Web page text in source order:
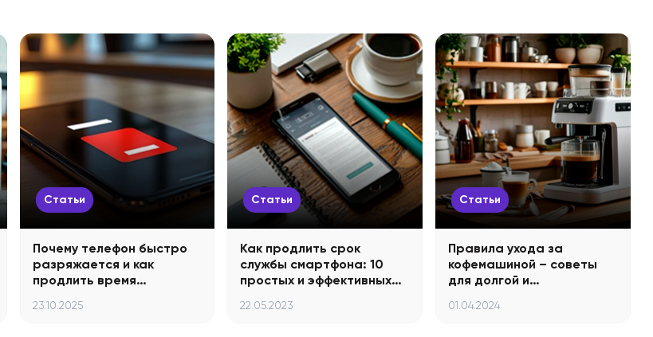
Статьи
Почему телефон быстро
разряжается и как
продлить время…
23.10.2025
Статьи
Как продлить срок
службы смартфона: 10
простых и эффективных…
22.05.2023
Статьи
Правила ухода за
кофемашиной – советы
для долгой и…
01.04.2024